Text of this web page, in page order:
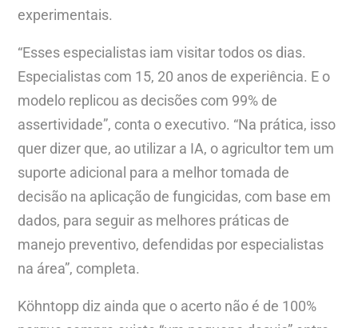
experimentais.
“Esses especialistas iam visitar todos os dias.
Especialistas com 15, 20 anos de experiência. E o
modelo replicou as decisões com 99% de
assertividade”, conta o executivo. “Na prática, isso
quer dizer que, ao utilizar a IA, o agricultor tem um
suporte adicional para a melhor tomada de
decisão na aplicação de fungicidas, com base em
dados, para seguir as melhores práticas de
manejo preventivo, defendidas por especialistas
na área”, completa.
Köhntopp diz ainda que o acerto não é de 100%